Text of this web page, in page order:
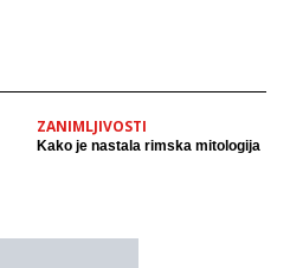
ZANIMLJIVOSTI
Kako je nastala rimska mitologija